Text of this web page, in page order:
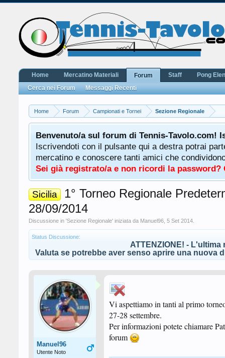
Home Forum Campionati e Tornei Sezione Regionale
Benvenuto/a sul forum di Tennis-Tavolo.com!
Iscrivendoti con il pulsante qui a destra potrai
mercatino e conoscere tanti amici che
Sei già registrato/a e non ricordi la
Sicilia
1° Torneo Regionale
28/09/2014
Discussione in 'Sezione Regionale' iniziata da Manuel96 5 Set 2014
Status Discussione:
ATTENZIONE! -
Valuta se potrebbe aver senso aprire una nuova
Manuel96
Utente Noto
Vi aspettiamo in tanti al primo
27-28 settembre.
Per informazioni potete chiamare
forum
Home Mercatino Materiali
Forum
Cerca nei Forum
Messaggi Recenti
Staff Pong